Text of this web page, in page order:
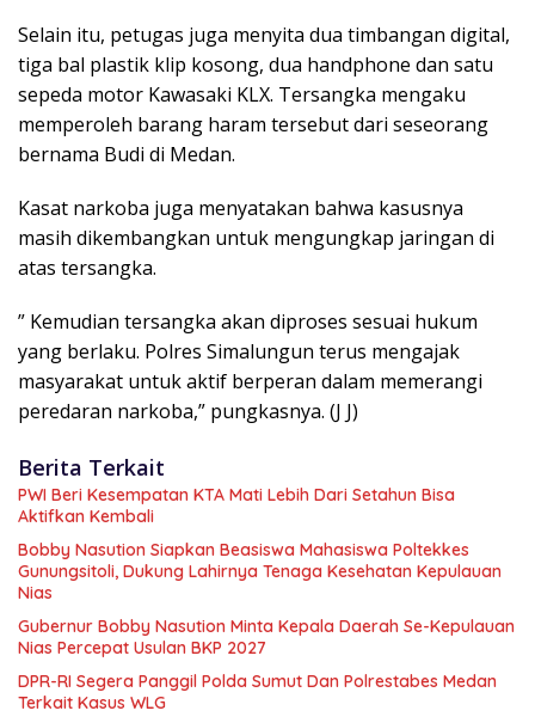
Selain itu, petugas juga menyita dua timbangan digital,
tiga bal plastik klip kosong, dua handphone dan satu
sepeda motor Kawasaki KLX. Tersangka mengaku
memperoleh barang haram tersebut dari seseorang
bernama Budi di Medan.
Kasat narkoba juga menyatakan bahwa kasusnya
masih dikembangkan untuk mengungkap jaringan di
atas tersangka.
” Kemudian tersangka akan diproses sesuai hukum
yang berlaku. Polres Simalungun terus mengajak
masyarakat untuk aktif berperan dalam memerangi
peredaran narkoba,” pungkasnya. (J J)
Berita Terkait
PWI Beri Kesempatan KTA Mati Lebih Dari Setahun Bisa
Aktifkan Kembali
Bobby Nasution Siapkan Beasiswa Mahasiswa Poltekkes
Gunungsitoli, Dukung Lahirnya Tenaga Kesehatan Kepulauan
Nias
Gubernur Bobby Nasution Minta Kepala Daerah Se-Kepulauan
Nias Percepat Usulan BKP 2027
DPR-RI Segera Panggil Polda Sumut Dan Polrestabes Medan
Terkait Kasus WLG